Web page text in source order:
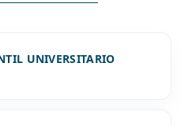
UNIVERSITARIO